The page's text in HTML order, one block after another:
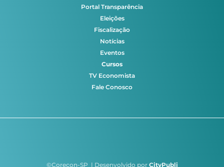
Portal Transparência
Eleições
Fiscalização
Notícias
Eventos
Cursos
TV Economista
Fale Conosco
©Corecon-SP | Desenvolvido por CityPubli